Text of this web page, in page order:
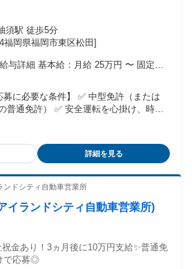
須駅 徒歩5分
福岡県福岡市東区松田]
詳細 基本給：月給 25万円 〜 固定残
し 全員に一律で支払われるその他手当
支給 ✅残業・深夜手当 ✅勤続貢献手当
円） ✅休日手当・年始特別手当 ✅家族
当 【昇給】 ✅年1回 【賞与】 ✅年2回（業績による）
に必要な条件】 ✅ 中型免許（または
普通免許） ✅ 安全運転を心掛け、時間
しか持っていないけれど、将来的に10t
」という意欲がある方、大歓迎です！
✅ トラック（4tまたは大型）の運転経
仕事に挑戦したい方 ✅ 家族との時間や
頑張りを正しく評価されたい方 ✅ 一
詳細を見る
ドシティ自動車営業所
イランドシティ自動車営業所)
祝金あり！3ヵ月後に10万円支給✨普通免
で応募◎